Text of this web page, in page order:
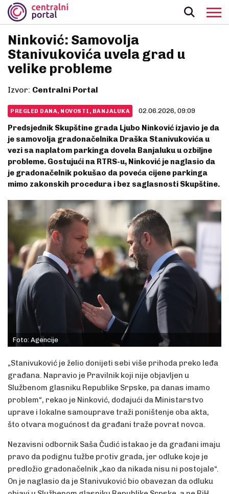
Ninković: Samovolja
Stanivukovića uvela grad u
velike probleme
Izvor: Centralni Portal
PREGLED DANA, NOVOSTI, BANJALUKA 02.06.2026, 09:09
Predsjednik Skupštine grada Ljubo Ninković izjavio je da
je samovolja gradonačelnika Draška Stanivukovića u
vezi sa naplatom parkinga dovela Banjaluku u ozbiljne
probleme. Gostujući na RTRS-u, Ninković je naglasio da
je gradonačelnik pokušao da poveća cijene parkinga
mimo zakonskih procedura i bez saglasnosti Skupštine.
Foto: Agencije
„Stanivuković je želio donijeti sebi više prihoda preko leđa
građana. Napravio je Pravilnik koji nije objavljen u
Službenom glasniku Republike Srpske, pa danas imamo
problem“, rekao je Ninković, dodajući da Ministarstvo
uprave i lokalne samouprave traži poništenje oba akta,
što otvara mogućnost da građani traže povrat novca.
Nezavisni odbornik Saša Čudić istakao je da građani imaju
pravo da podignu tužbe protiv grada, jer odluke koje je
predložio gradonačelnik „kao da nikada nisu ni postojale“.
On je naglasio da je Stanivuković bio obavezan da odluku